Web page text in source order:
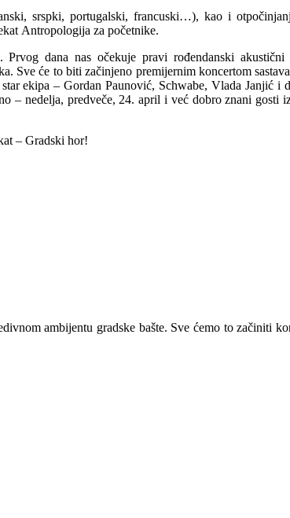
srspki, portugalski, francuski…), kao i
Antropologija za početnike.
dana nas očekuje pravi rođendanski akustični
Sve će to biti začinjeno premijernim koncertom
ekipa – Gordan Paunović, Schwabe, Vlada Janjić i
– nedelja, predveče, 24. april i već dobro znani gosti
– Gradski hor!
ambijentu gradske bašte. Sve ćemo to začiniti